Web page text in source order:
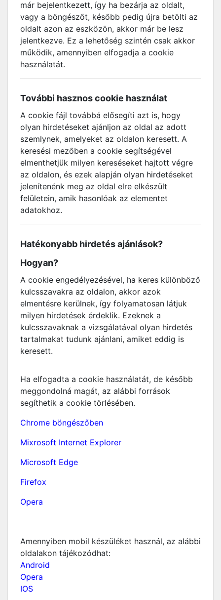
már bejelentkezett, így ha bezárja az oldalt,
vagy a böngészőt, később pedig újra betölti az
oldalt azon az eszközön, akkor már be lesz
jelentkezve. Ez a lehetőség szintén csak akkor
működik, amennyiben elfogadja a cookie
használatát.
További hasznos cookie használat
A cookie fájl továbbá elősegíti azt is, hogy
olyan hirdetéseket ajánljon az oldal az adott
szemlynek, amelyeket az oldalon keresett. A
keresési mezőben a cookie segítségével
elmenthetjük milyen kereséseket hajtott végre
az oldalon, és ezek alapján olyan hirdetéseket
jelenítenénk meg az oldal elre elkészült
felületein, amik hasonlóak az elementet
adatokhoz.
Hatékonyabb hirdetés ajánlások?
Hogyan?
A cookie engedélyezésével, ha keres különböző
kulcsszavakra az oldalon, akkor azok
elmentésre kerülnek, így folyamatosan látjuk
milyen hirdetések érdeklik. Ezeknek a
kulcsszavaknak a vizsgálatával olyan hirdetés
tartalmakat tudunk ajánlani, amiket eddig is
keresett.
Ha elfogadta a cookie használatát, de később
meggondolná magát, az alábbi források
segíthetik a cookie törlésében.
Chrome böngészőben
Mixrosoft Internet Explorer
Microsoft Edge
Firefox
Opera
Amennyiben mobil készüléket használ, az alábbi
oldalakon tájékozódhat:
Android
Opera
IOS